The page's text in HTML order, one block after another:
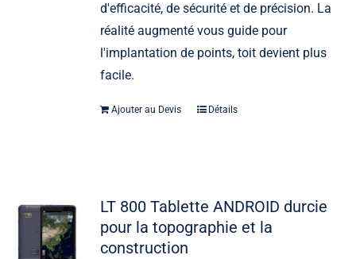
d'efficacité, de sécurité et de précision. La
réalité augmenté vous guide pour
l'implantation de points, toit devient plus
facile.
Ajouter au Devis Détails
LT 800 Tablette ANDROID durcie
pour la topographie et la
construction